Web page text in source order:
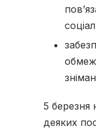
5 березня
деяких